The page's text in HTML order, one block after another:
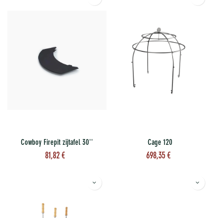
Cowboy Firepit zijtafel 30''
81,82 €
Cage 120
698,35€